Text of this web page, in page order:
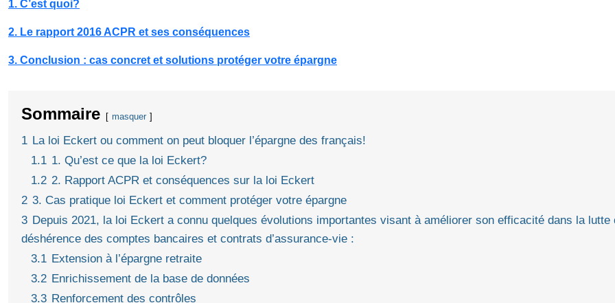
1. C’est quoi?
2. Le rapport 2016 ACPR et ses conséquences
3. Conclusion : cas concret et solutions protéger votre épargne
Sommaire masquer
1 La loi Eckert ou comment on peut bloquer l’épargne des français!
1.1 1. Qu’est ce que la loi Eckert?
1.2 2. Rapport ACPR et conséquences sur la loi Eckert
2 3. Cas pratique loi Eckert et comment protéger votre épargne
3 Depuis 2021, la loi Eckert a connu quelques évolutions importantes visant à améliorer son efficacité dans la lutte
déshérence des comptes bancaires et contrats d’assurance-vie :
3.1 Extension à l’épargne retraite
3.2 Enrichissement de la base de données
3.3 Renforcement des contrôles